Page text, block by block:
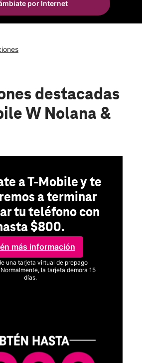
a 8:00 p.m.
McAllen, TX 78504
por Internet
destacadas
W Nolana &
a T-Mobile y te
a terminar
tu teléfono con
$800.
más información
una tarjeta virtual de prepago
la tarjeta demora 15
días.